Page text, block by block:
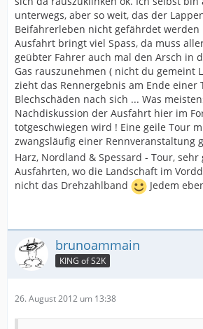
unterwegs, aber so weit, das der
Beifahrerleben nicht gefährdet werden
Ausfahrt bringt viel Spass, da muss
geübter Fahrer auch mal den Arsch in
Gas rauszunehmen ( nicht du gemeint
zieht das Rennergebnis am Ende einer
Blechschäden nach sich ... Was
Nachdiskussion der Ausfahrt hier im
totgeschwiegen wird ! Eine geile Tour
zwangsläufig einer Rennveranstaltung
Harz, Nordland & Spessard - Tour, sehr
Ausfahrten, wo die Landschaft im
nicht das Drehzahlband
Jedem
brunoammain
KING of S2K
26. August 2012 um 13:38